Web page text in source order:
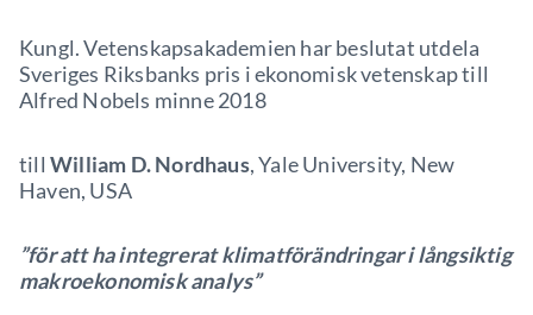
Kungl. Vetenskapsakademien har beslutat utdela
Sveriges Riksbanks pris i ekonomisk vetenskap till
Alfred Nobels minne 2018
till William D. Nordhaus, Yale University, New
Haven, USA
”för att ha integrerat klimatförändringar i långsiktig
makroekonomisk analys”